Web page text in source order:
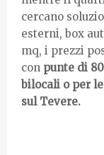
cercano
esterni, box
mq, i prezzi
con punte di
bilocali o per
sul Tevere.